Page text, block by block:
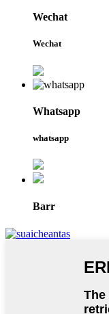
Wechat
Wechat
Whatsapp
whatsapp
Barr